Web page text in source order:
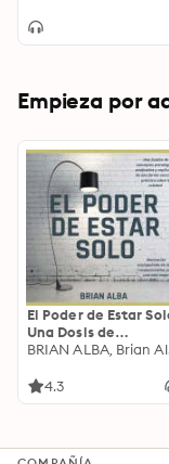
Empieza por
El Poder de Estar
Una Dosis de
Motivación
Ideas
4.3